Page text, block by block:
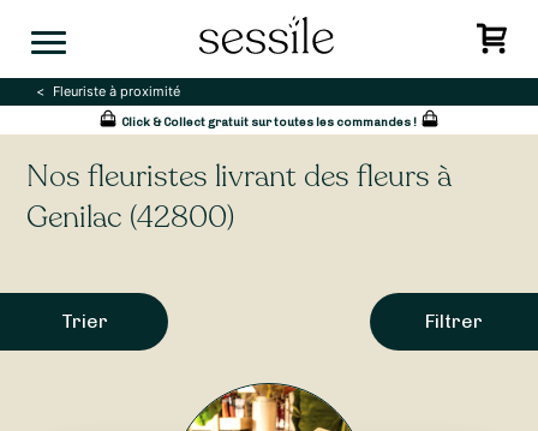
Fleuriste à proximité
Click & Collect gratuit sur toutes les commandes !
Nos fleuristes livrant des fleurs à
Genilac (42800)
Trier Filtrer